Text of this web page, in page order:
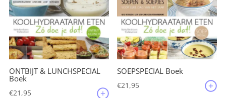
ONTBIJT & LUNCHSPECIAL
Boek
€21,95
SOEPSPECIAL Boek
€21,95